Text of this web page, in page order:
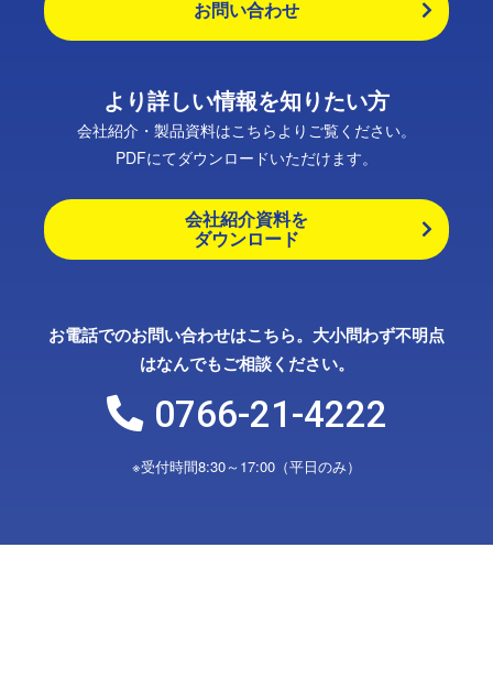
お問い合わせ
より詳しい情報を知りたい方
会社紹介・製品資料はこちらよりご覧ください。
PDFにてダウンロードいただけます。
会社紹介資料を
ダウンロード
お電話でのお問い合わせはこちら。大小問わず不明点
はなんでもご相談ください。
0766-21-4222
※受付時間8:30～17:00（平日のみ）